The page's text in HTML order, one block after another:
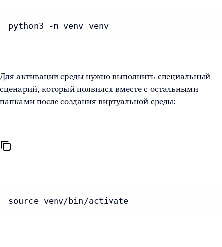
python3 -m venv venv
Для активации среды нужно выполнить специальный
сценарий, который появился вместе с остальными
папками после создания виртуальной среды:
source venv/bin/activate